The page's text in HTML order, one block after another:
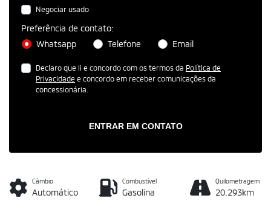
Negociar usado
Preferência de contato:
Whatsapp
Telefone Email
Declaro que li e concordo com os termos da Política de
Privacidade e concordo em receber comunicações da
concessionária.
ENTRAR EM CONTATO
Câmbio
Automático
Combustível
Gasolina
Quilometragem
20.293km